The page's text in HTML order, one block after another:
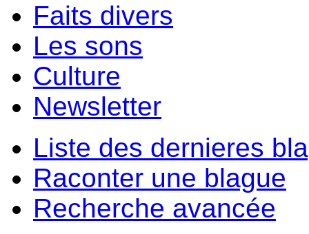
Faits divers
Les sons
Culture
Newsletter
Liste des dernieres
Raconter une blague
Recherche avancée